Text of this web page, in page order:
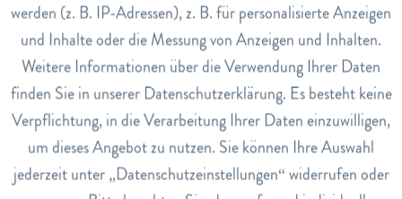
Hinweise
Nach der Erstöffnung 6 Monate haltbar.
Dosierung
Erwachsene: 4-5 x pro Tag ein Tropfen pro Auge. Kinder ab
12 Jahren: 1-2 x pro Tag ein Tropfen pro Auge.
Art.Nr.
5580901
Tracking Inaktiv
Service Inaktiv
werden (z. B. IP-Adressen), z. B. für personalisierte Anzeigen
und Inhalte oder die Messung von Anzeigen und Inhalten.
Weitere Informationen über die Verwendung Ihrer Daten
finden Sie in unserer Datenschutzerklärung. Es besteht keine
Verpflichtung, in die Verarbeitung Ihrer Daten einzuwilligen,
um dieses Angebot zu nutzen. Sie können Ihre Auswahl
jederzeit unter „Datenschutzeinstellungen“ widerrufen oder